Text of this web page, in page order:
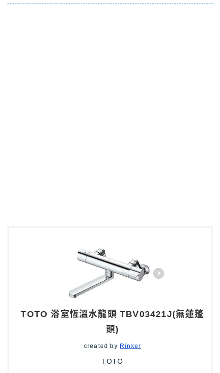
TOTO 浴室恆溫水龍頭 TBV03421J(無蓮蓬
頭)
created by Rinker
TOTO